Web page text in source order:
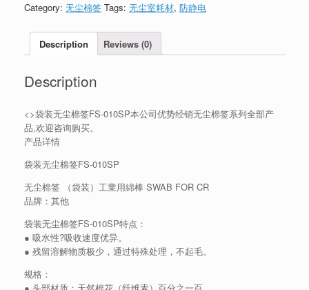
Category: 无尘棉签 Tags: 无尘室耗材, 防静电
Description Reviews (0)
Description
<>袋装无尘棉签FS-010SP本公司优势经销无尘棉签系列全部产
品,欢迎咨询购买。
产品详情
袋装无尘棉签FS-010SP
无尘棉签 （袋装）工業用綿棒 SWAB FOR CR
品牌：其他
袋装无尘棉签FS-010SP特点：
● 吸水性?吸收速度优异。
● 残留溶解物质极少，通过特殊处理，不起毛。
规格：